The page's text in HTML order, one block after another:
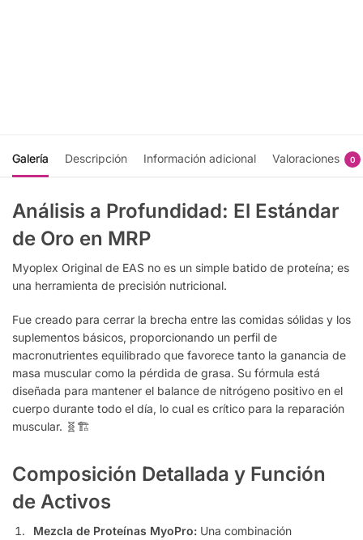
Galería Descripción Información adicional Valoraciones 0
Análisis a Profundidad: El Estándar
de Oro en MRP
Myoplex Original de EAS no es un simple batido de proteína; es
una herramienta de precisión nutricional.
Fue creado para cerrar la brecha entre las comidas sólidas y los
suplementos básicos, proporcionando un perfil de
macronutrientes equilibrado que favorece tanto la ganancia de
masa muscular como la pérdida de grasa. Su fórmula está
diseñada para mantener el balance de nitrógeno positivo en el
cuerpo durante todo el día, lo cual es crítico para la reparación
muscular. 🧬🏗️
Composición Detallada y Función
de Activos
Mezcla de Proteínas MyoPro: Una combinación